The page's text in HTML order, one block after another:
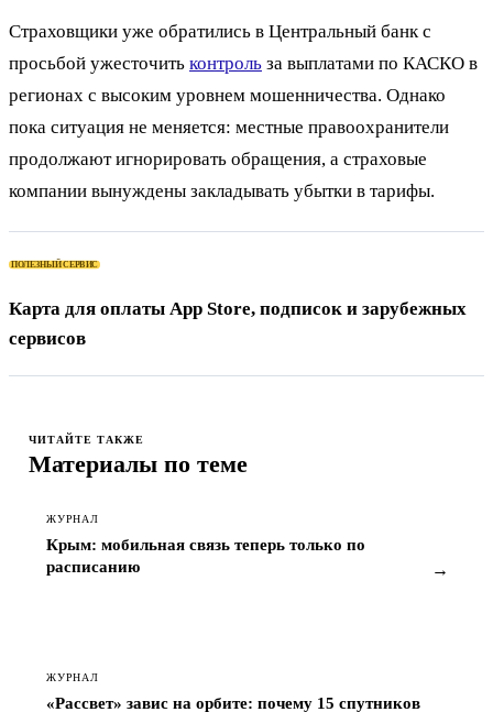
Страховщики уже обратились в Центральный банк с
просьбой ужесточить контроль за выплатами по КАСКО в
регионах с высоким уровнем мошенничества. Однако
пока ситуация не меняется: местные правоохранители
продолжают игнорировать обращения, а страховые
компании вынуждены закладывать убытки в тарифы.
ПОЛЕЗНЫЙ СЕРВИС
Карта для оплаты App Store, подписок и зарубежных
сервисов
ЧИТАЙТЕ ТАКЖЕ
Материалы по теме
ЖУРНАЛ
Крым: мобильная связь теперь только по
расписанию
→
ЖУРНАЛ
«Рассвет» завис на орбите: почему 15 спутников